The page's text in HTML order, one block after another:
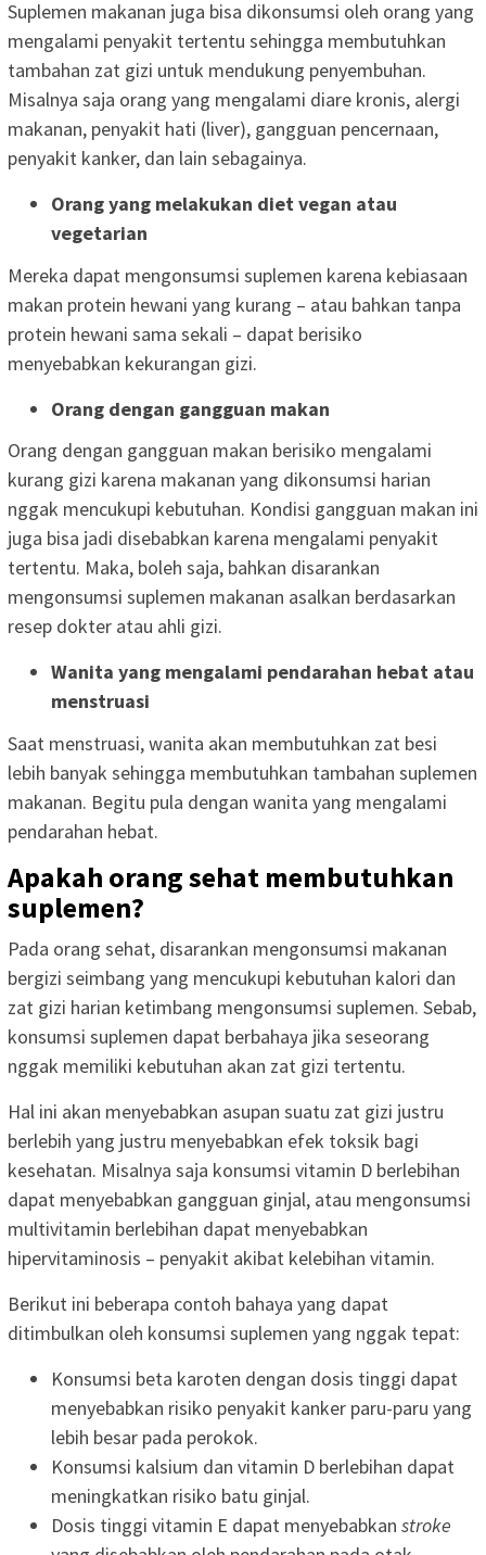
Suplemen makanan juga bisa dikonsumsi oleh orang yang
mengalami penyakit tertentu sehingga membutuhkan
tambahan zat gizi untuk mendukung penyembuhan.
Misalnya saja orang yang mengalami diare kronis, alergi
makanan, penyakit hati (liver), gangguan pencernaan,
penyakit kanker, dan lain sebagainya.
Orang yang melakukan diet vegan atau
vegetarian
Mereka dapat mengonsumsi suplemen karena kebiasaan
makan protein hewani yang kurang – atau bahkan tanpa
protein hewani sama sekali – dapat berisiko
menyebabkan kekurangan gizi.
Orang dengan gangguan makan
Orang dengan gangguan makan berisiko mengalami
kurang gizi karena makanan yang dikonsumsi harian
nggak mencukupi kebutuhan. Kondisi gangguan makan ini
juga bisa jadi disebabkan karena mengalami penyakit
tertentu. Maka, boleh saja, bahkan disarankan
mengonsumsi suplemen makanan asalkan berdasarkan
resep dokter atau ahli gizi.
Wanita yang mengalami pendarahan hebat atau
menstruasi
Saat menstruasi, wanita akan membutuhkan zat besi
lebih banyak sehingga membutuhkan tambahan suplemen
makanan. Begitu pula dengan wanita yang mengalami
pendarahan hebat.
Apakah orang sehat membutuhkan
suplemen?
Pada orang sehat, disarankan mengonsumsi makanan
bergizi seimbang yang mencukupi kebutuhan kalori dan
zat gizi harian ketimbang mengonsumsi suplemen. Sebab,
konsumsi suplemen dapat berbahaya jika seseorang
nggak memiliki kebutuhan akan zat gizi tertentu.
Hal ini akan menyebabkan asupan suatu zat gizi justru
berlebih yang justru menyebabkan efek toksik bagi
kesehatan. Misalnya saja konsumsi vitamin D berlebihan
dapat menyebabkan gangguan ginjal, atau mengonsumsi
multivitamin berlebihan dapat menyebabkan
hipervitaminosis – penyakit akibat kelebihan vitamin.
Berikut ini beberapa contoh bahaya yang dapat
ditimbulkan oleh konsumsi suplemen yang nggak tepat:
Konsumsi beta karoten dengan dosis tinggi dapat
menyebabkan risiko penyakit kanker paru-paru yang
lebih besar pada perokok.
Konsumsi kalsium dan vitamin D berlebihan dapat
meningkatkan risiko batu ginjal.
Dosis tinggi vitamin E dapat menyebabkan stroke